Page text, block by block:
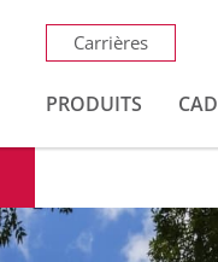
Carrières
PRODUITS CAD